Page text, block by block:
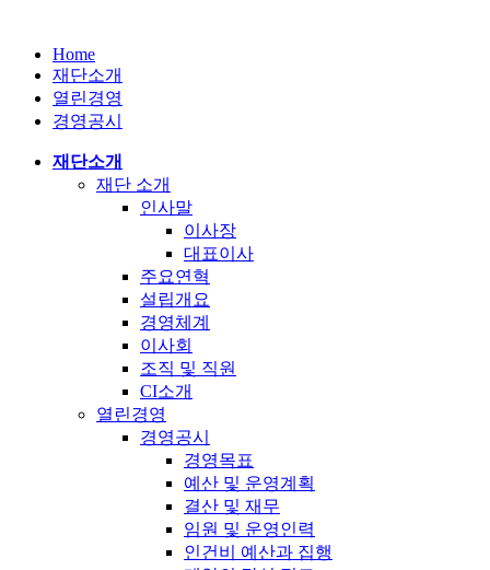
Home
재단소개
열린경영
경영공시
재단소개
재단 소개
인사말
이사장
대표이사
주요연혁
설립개요
경영체계
이사회
조직 및 직원
CI소개
열린경영
경영공시
경영목표
예산 및 운영계획
결산 및 재무
임원 및 운영인력
인건비 예산과 집행